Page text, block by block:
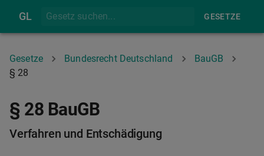
GL GESETZE
Gesetze Bundesrecht Deutschland
BauGB
§ 28
§ 28 BauGB
Verfahren und Entschädigung